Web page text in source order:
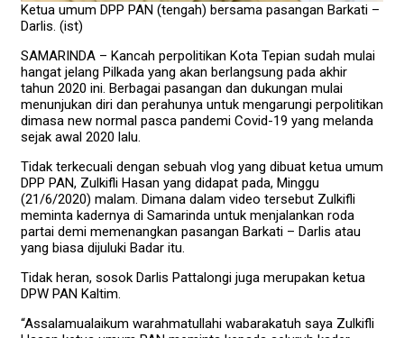
Ketua umum DPP PAN (tengah) bersama pasangan Barkati –
Darlis. (ist)
SAMARINDA – Kancah perpolitikan Kota Tepian sudah mulai
hangat jelang Pilkada yang akan berlangsung pada akhir
tahun 2020 ini. Berbagai pasangan dan dukungan mulai
menunjukan diri dan perahunya untuk mengarungi perpolitikan
dimasa new normal pasca pandemi Covid-19 yang melanda
sejak awal 2020 lalu.
Tidak terkecuali dengan sebuah vlog yang dibuat ketua umum
DPP PAN, Zulkifli Hasan yang didapat pada, Minggu
(21/6/2020) malam. Dimana dalam video tersebut Zulkifli
meminta kadernya di Samarinda untuk menjalankan roda
partai demi memenangkan pasangan Barkati – Darlis atau
yang biasa dijuluki Badar itu.
Tidak heran, sosok Darlis Pattalongi juga merupakan ketua
DPW PAN Kaltim.
“Assalamualaikum warahmatullahi wabarakatuh saya Zulkifli